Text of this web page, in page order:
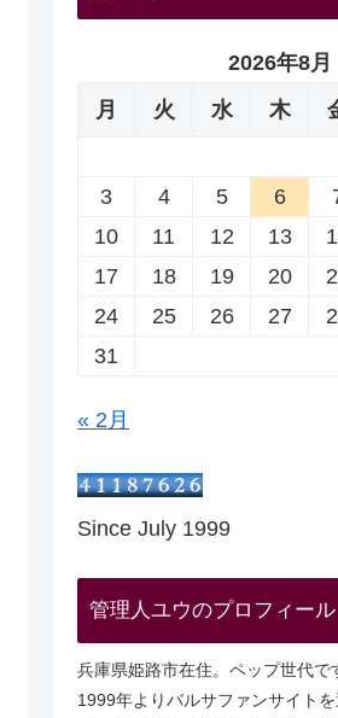
2026年8月
月
火 水 木
3
4 5 6
10
11 12 13
17
18 19 20
24
25 26 27
31
« 2月
Since July 1999
管理人ユウのプロフィール
兵庫県姫路市在住。ペップ世代で
1999年よりバルサファンサイト